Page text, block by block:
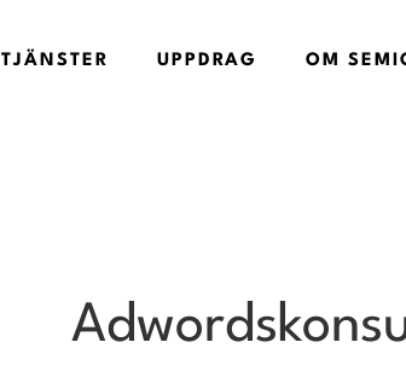
TJÄNSTER UPPDRAG OM